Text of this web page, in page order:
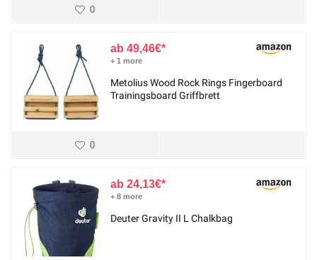
0
49,46€
+ 1 more
Metolius Wood Rock Rings Fingerboard
Trainingsboard Griffbrett
0
24,13€
+ 8 more
Deuter Gravity II L Chalkbag